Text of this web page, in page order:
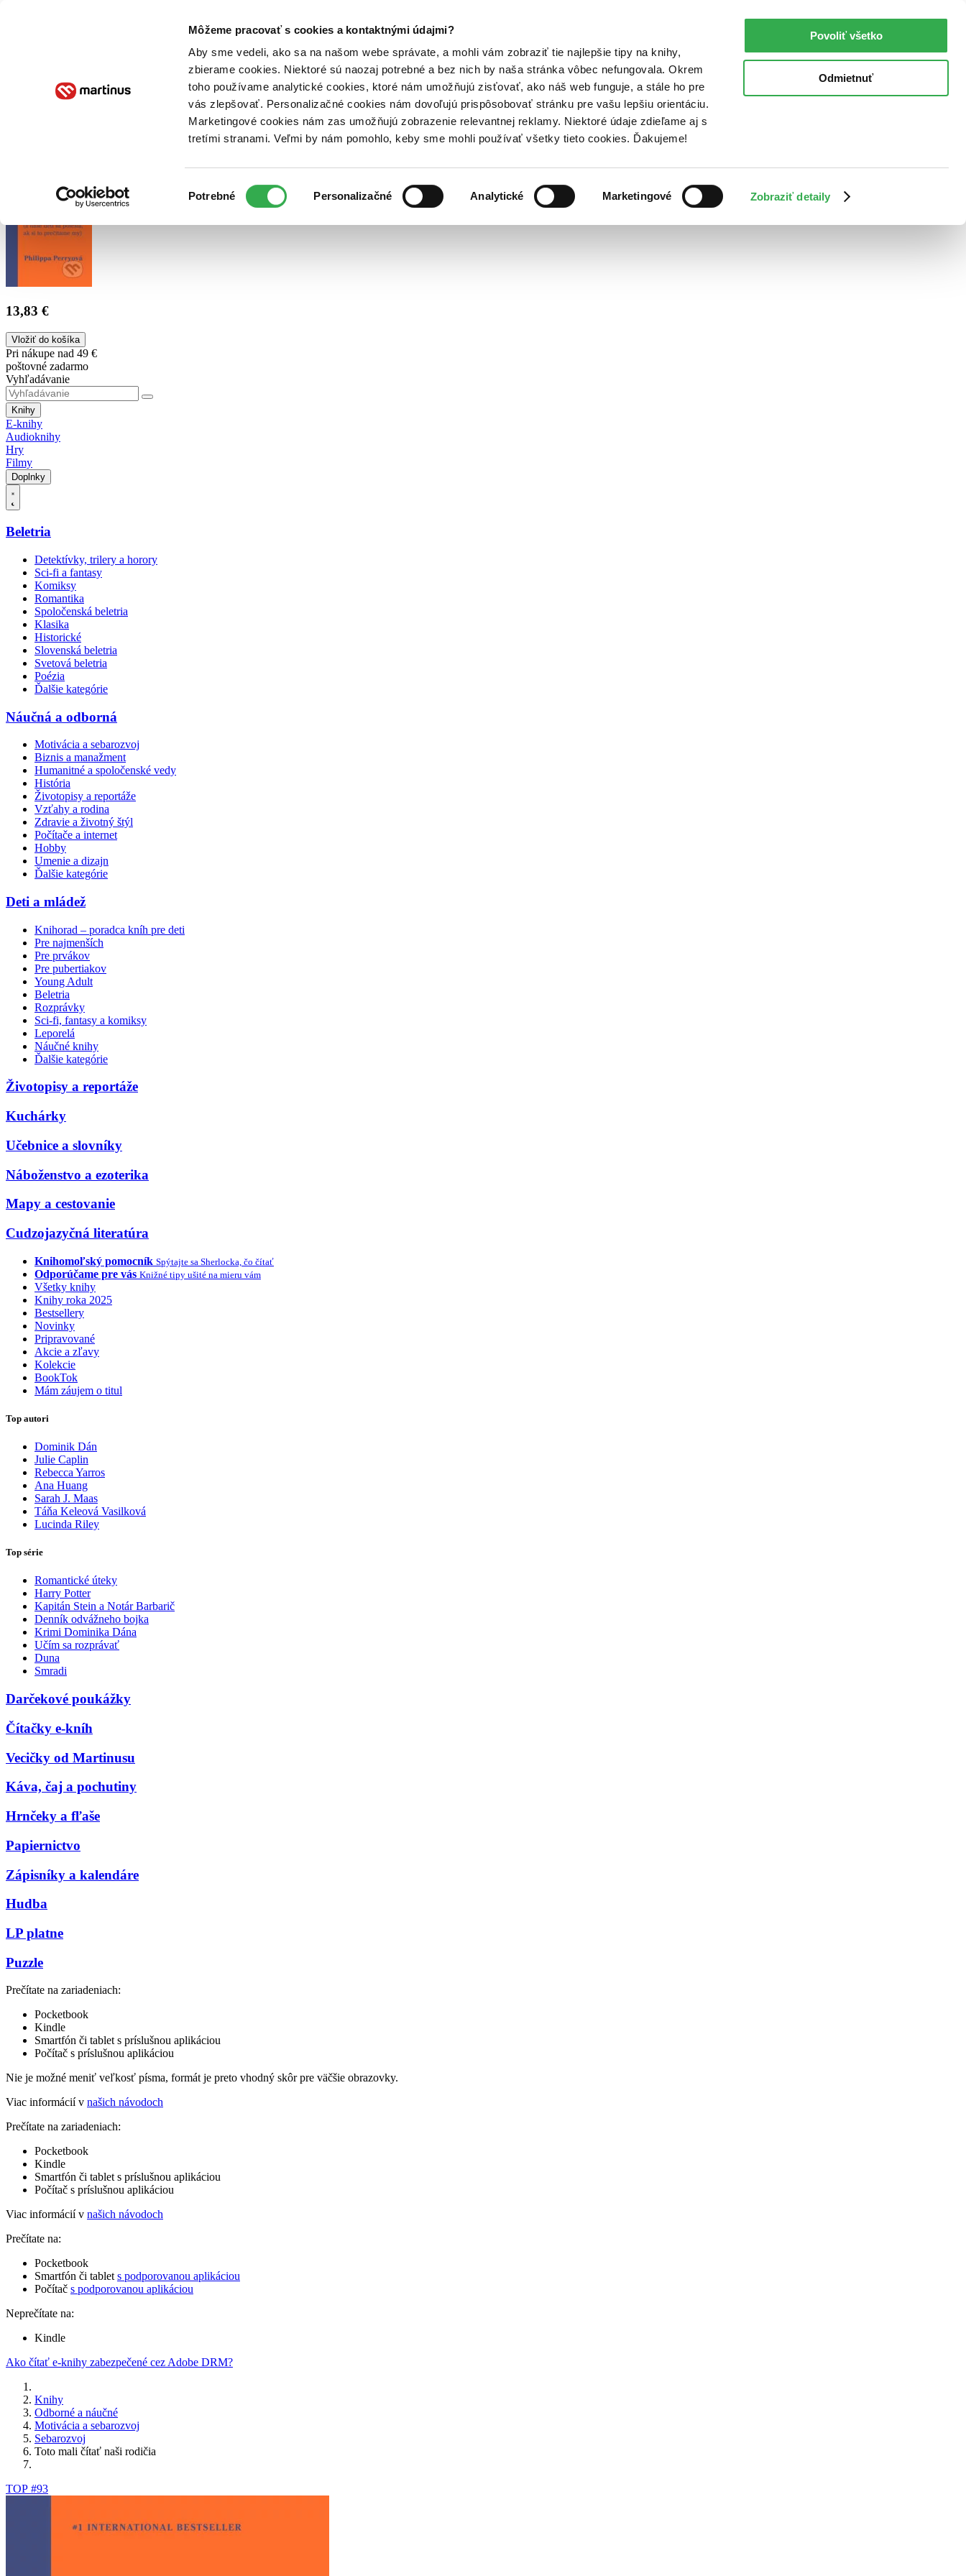
Môžeme pracovať s cookies a kontaktnými údajmi?
Aby sme vedeli, ako sa na našom webe správate, a mohli vám zobraziť tie najlepšie tipy na knihy,
zbierame cookies. Niektoré sú naozaj potrebné a bez nich by naša stránka vôbec nefungovala. Okrem
toho používame analytické cookies, ktoré nám umožňujú zisťovať, ako náš web funguje, a stále ho pre
vás zlepšovať. Personalizačné cookies nám dovoľujú prispôsobovať stránku pre vašu lepšiu orientáciu.
Marketingové cookies nám zas umožňujú zobrazenie relevantnej reklamy. Niektoré údaje zdieľame aj s
tretími stranami. Veľmi by nám pomohlo, keby sme mohli používať všetky tieto cookies. Ďakujeme!
súhlasu
Potrebné Personalizačné Analytické Marketingové Zobraziť detaily
Povoliť všetko
Odmietnuť
Poukážky Kontakt
13,83 €
Vložiť do košíka
Pri nákupe nad 49 €
poštovné zadarmo
Vyhľadávanie
Knihy
E-knihy
Audioknihy
Hry
Filmy
Doplnky
Beletria
Detektívky, trilery a horory
Sci-fi a fantasy
Komiksy
Romantika
Spoločenská beletria
Klasika
Historické
Slovenská beletria
Svetová beletria
Poézia
Ďalšie kategórie
Náučná a odborná
Motivácia a sebarozvoj
Biznis a manažment
Humanitné a spoločenské vedy
História
Životopisy a reportáže
Vzťahy a rodina
Zdravie a životný štýl
Počítače a internet
Hobby
Umenie a dizajn
Ďalšie kategórie
Deti a mládež
Knihorad – poradca kníh pre deti
Pre najmenších
Pre prvákov
Pre pubertiakov
Young Adult
Beletria
Rozprávky
Sci-fi, fantasy a komiksy
Leporelá
Náučné knihy
Ďalšie kategórie
Životopisy a reportáže
Kuchárky
Učebnice a slovníky
Náboženstvo a ezoterika
Mapy a cestovanie
Cudzojazyčná literatúra
Knihomoľský pomocník Spýtajte sa Sherlocka, čo čítať
Odporúčame pre vás Knižné tipy ušité na mieru vám
Všetky knihy
Knihy roka 2025
Bestsellery
Novinky
Pripravované
Akcie a zľavy
Kolekcie
BookTok
Mám záujem o titul
Top autori
Dominik Dán
Julie Caplin
Rebecca Yarros
Ana Huang
Sarah J. Maas
Táňa Keleová Vasilková
Lucinda Riley
Top série
Romantické úteky
Harry Potter
Kapitán Stein a Notár Barbarič
Denník odvážneho bojka
Krimi Dominika Dána
Učím sa rozprávať
Duna
Smradi
Darčekové poukážky
Čítačky e-kníh
Vecičky od Martinusu
Káva, čaj a pochutiny
Hrnčeky a fľaše
Papiernictvo
Zápisníky a kalendáre
Hudba
LP platne
Puzzle
Prečítate na zariadeniach:
Pocketbook
Kindle
Smartfón či tablet s príslušnou aplikáciou
Počítač s príslušnou aplikáciou
Nie je možné meniť veľkosť písma, formát je preto vhodný skôr pre väčšie obrazovky.
Viac informácií v našich návodoch
Prečítate na zariadeniach:
Pocketbook
Kindle
Smartfón či tablet s príslušnou aplikáciou
Počítač s príslušnou aplikáciou
Viac informácií v našich návodoch
Prečítate na:
Pocketbook
Smartfón či tablet s podporovanou aplikáciou
Počítač s podporovanou aplikáciou
Neprečítate na:
Kindle
Ako čítať e-knihy zabezpečené cez Adobe DRM?
Knihy
Odborné a náučné
Motivácia a sebarozvoj
Sebarozvoj
Toto mali čítať naši rodičia
TOP #93